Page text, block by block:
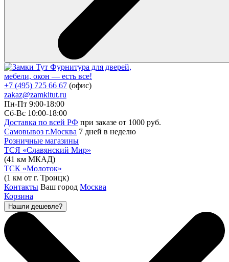
Фурнитура для дверей,
мебели, окон — есть все!
+7 (495) 725 66 67 (офис)
zakaz@zamkitut.ru
Пн-Пт 9:00-18:00
Сб-Вс 10:00-18:00
Доставка по всей РФ при заказе от 1000 руб.
Самовывоз г.Москва 7 дней в неделю
Розничные магазины
ТСЯ «Славянский Мир»
(41 км МКАД)
ТСК «Молоток»
(1 км от г. Троицк)
Контакты Ваш город Москва
Корзина
Нашли дешевле?